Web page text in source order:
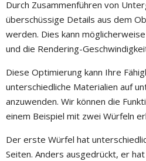
Durch Zusammenführen von
überschüssige Details aus dem
werden. Dies kann
und die Rendering-
Diese Optimierung kann Ihre
unterschiedliche Materialien auf
anzuwenden. Wir können die
einem Beispiel mit zwei Würfeln
Der erste Würfel hat
Seiten. Anders ausgedrückt, er